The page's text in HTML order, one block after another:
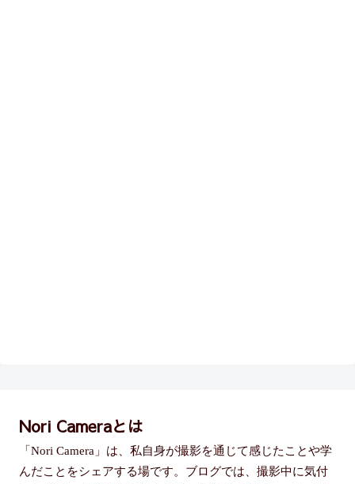
Nori Cameraとは
「Nori Camera」は、私自身が撮影を通じて感じたことや学
んだことをシェアする場です。ブログでは、撮影中に気付